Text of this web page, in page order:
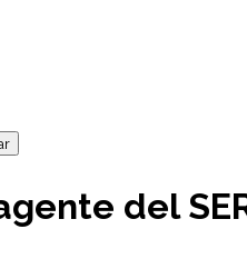
del